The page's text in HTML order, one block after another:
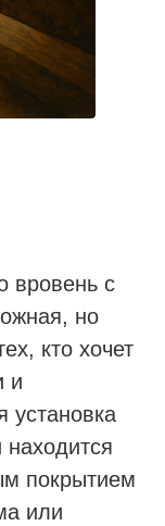
вровень с
но
кто хочет
и
установка
находится
покрытием
или